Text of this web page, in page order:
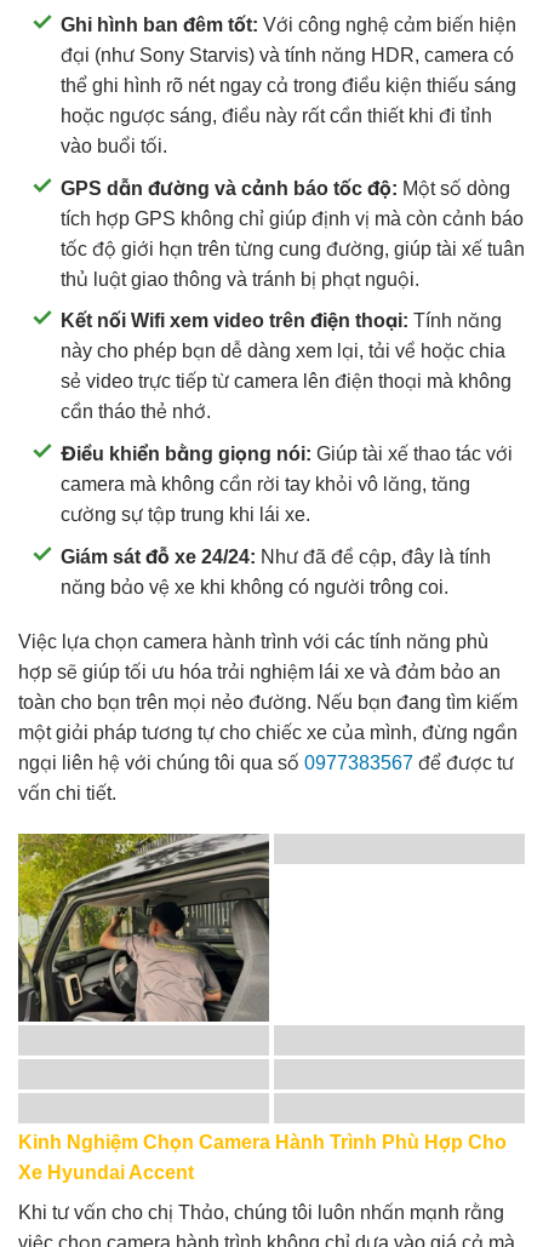
Ghi hình ban đêm tốt: Với công nghệ cảm biến hiện
đại (như Sony Starvis) và tính năng HDR, camera có
thể ghi hình rõ nét ngay cả trong điều kiện thiếu sáng
hoặc ngược sáng, điều này rất cần thiết khi đi tỉnh
vào buổi tối.
GPS dẫn đường và cảnh báo tốc độ: Một số dòng
tích hợp GPS không chỉ giúp định vị mà còn cảnh báo
tốc độ giới hạn trên từng cung đường, giúp tài xế tuân
thủ luật giao thông và tránh bị phạt nguội.
Kết nối Wifi xem video trên điện thoại: Tính năng
này cho phép bạn dễ dàng xem lại, tải về hoặc chia
sẻ video trực tiếp từ camera lên điện thoại mà không
cần tháo thẻ nhớ.
Điều khiển bằng giọng nói: Giúp tài xế thao tác với
camera mà không cần rời tay khỏi vô lăng, tăng
cường sự tập trung khi lái xe.
Giám sát đỗ xe 24/24: Như đã đề cập, đây là tính
năng bảo vệ xe khi không có người trông coi.
Việc lựa chọn camera hành trình với các tính năng phù
hợp sẽ giúp tối ưu hóa trải nghiệm lái xe và đảm bảo an
toàn cho bạn trên mọi nẻo đường. Nếu bạn đang tìm kiếm
một giải pháp tương tự cho chiếc xe của mình, đừng ngần
ngại liên hệ với chúng tôi qua số 0977383567 để được tư
vấn chi tiết.
Kinh Nghiệm Chọn Camera Hành Trình Phù Hợp Cho
Xe Hyundai Accent
Khi tư vấn cho chị Thảo, chúng tôi luôn nhấn mạnh rằng